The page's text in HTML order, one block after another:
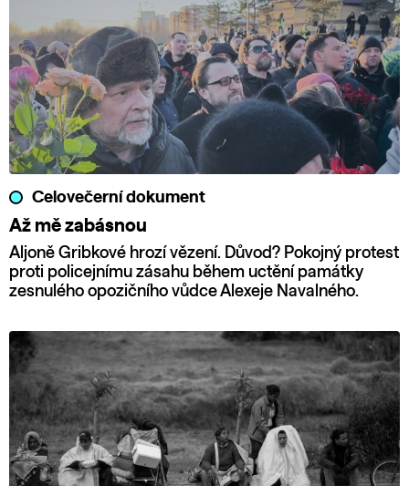
Celovečerní dokument
Až mě zabásnou
Aljoně Gribkové hrozí vězení. Důvod? Pokojný protest
proti policejnímu zásahu během uctění památky
zesnulého opozičního vůdce Alexeje Navalného.